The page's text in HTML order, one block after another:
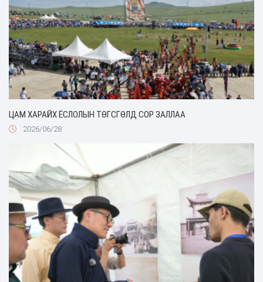
ЦАМ ХАРАЙХ ЁСЛОЛЫН ТӨГСГӨЛД СОР ЗАЛЛАА
2026/06/28